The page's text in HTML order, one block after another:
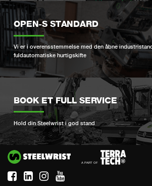
OPEN-S STANDARD
Vi er i overensstemmelse med den åbne
fuldautomatiske hurtigskifte
BOOK ET FULL SERVICE
Hold din Steelwrist i god stand